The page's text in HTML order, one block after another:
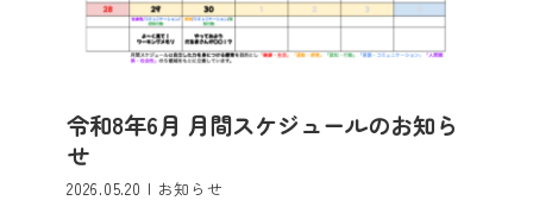
令和8年6月 月間スケジュールのお知ら
せ
2026.05.20 | お知らせ
令和8年5月 月間スケジュールのお知ら